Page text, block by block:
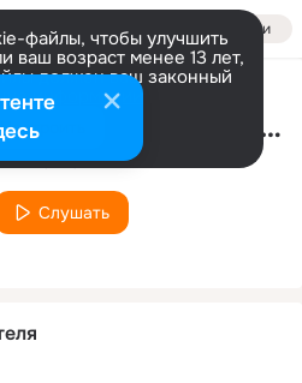
Войти
файлы, чтобы улучшить
ваш возраст менее 13 лет,
должен ваш законный
информации
Настроить Котенок(DJ Vesper Trance mix)
Малинин
Слушать